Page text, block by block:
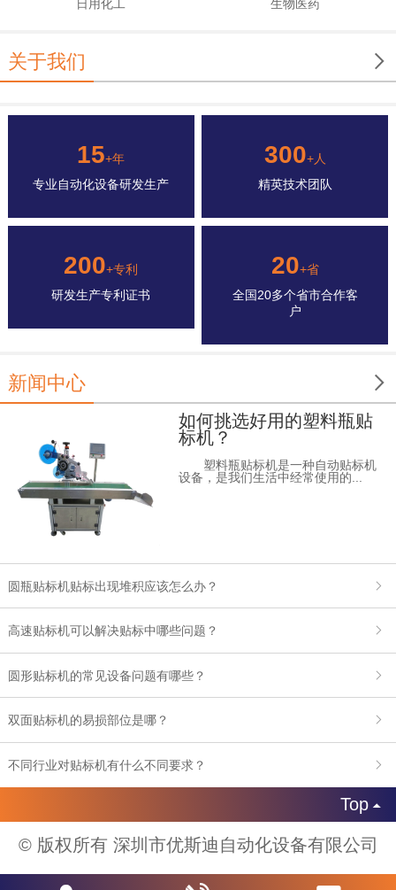
日用化工 生物医药

关于我们
15+年
专业自动化设备研发生产
300+人
精英技术团队
200+专利
研发生产专利证书
20+省
全国20多个省市合作客
户

新闻中心
如何挑选好用的塑料瓶贴
标机？
塑料瓶贴标机是一种自动贴标机
设备，是我们生活中经常使用的...
圆瓶贴标机贴标出现堆积应该怎么办？
高速贴标机可以解决贴标中哪些问题？
圆形贴标机的常见设备问题有哪些？
双面贴标机的易损部位是哪？
不同行业对贴标机有什么不同要求？
Top
© 版权所有 深圳市优斯迪自动化设备有限公司